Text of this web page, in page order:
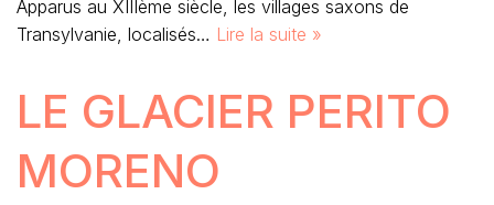
Apparus au XIIIème siècle, les villages saxons de
Transylvanie, localisés… Lire la suite »
LE GLACIER PERITO
MORENO